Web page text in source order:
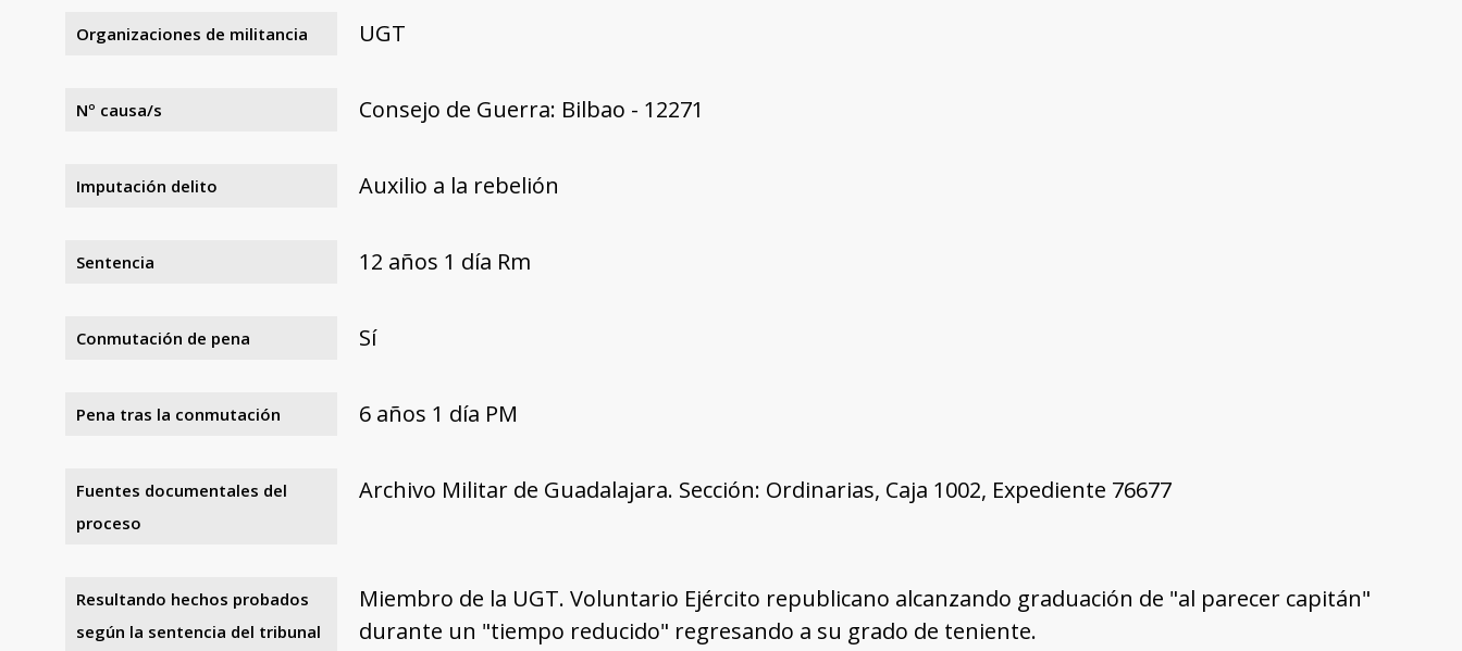
Organizaciones de militancia UGT
Nº causa/s Consejo de Guerra: Bilbao - 12271
Imputación delito Auxilio a la rebelión
Sentencia 12 años 1 día Rm
Conmutación de pena Sí
Pena tras la conmutación 6 años 1 día PM
Fuentes documentales del
proceso
Archivo Militar de Guadalajara. Sección: Ordinarias, Caja 1002, Expediente 76677
Resultando hechos probados
según la sentencia del tribunal
Miembro de la UGT. Voluntario Ejército republicano alcanzando graduación de "al parecer capitán"
durante un "tiempo reducido" regresando a su grado de teniente.